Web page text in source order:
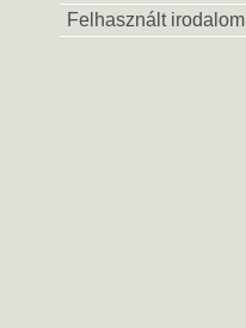
Felhasznált irodalom